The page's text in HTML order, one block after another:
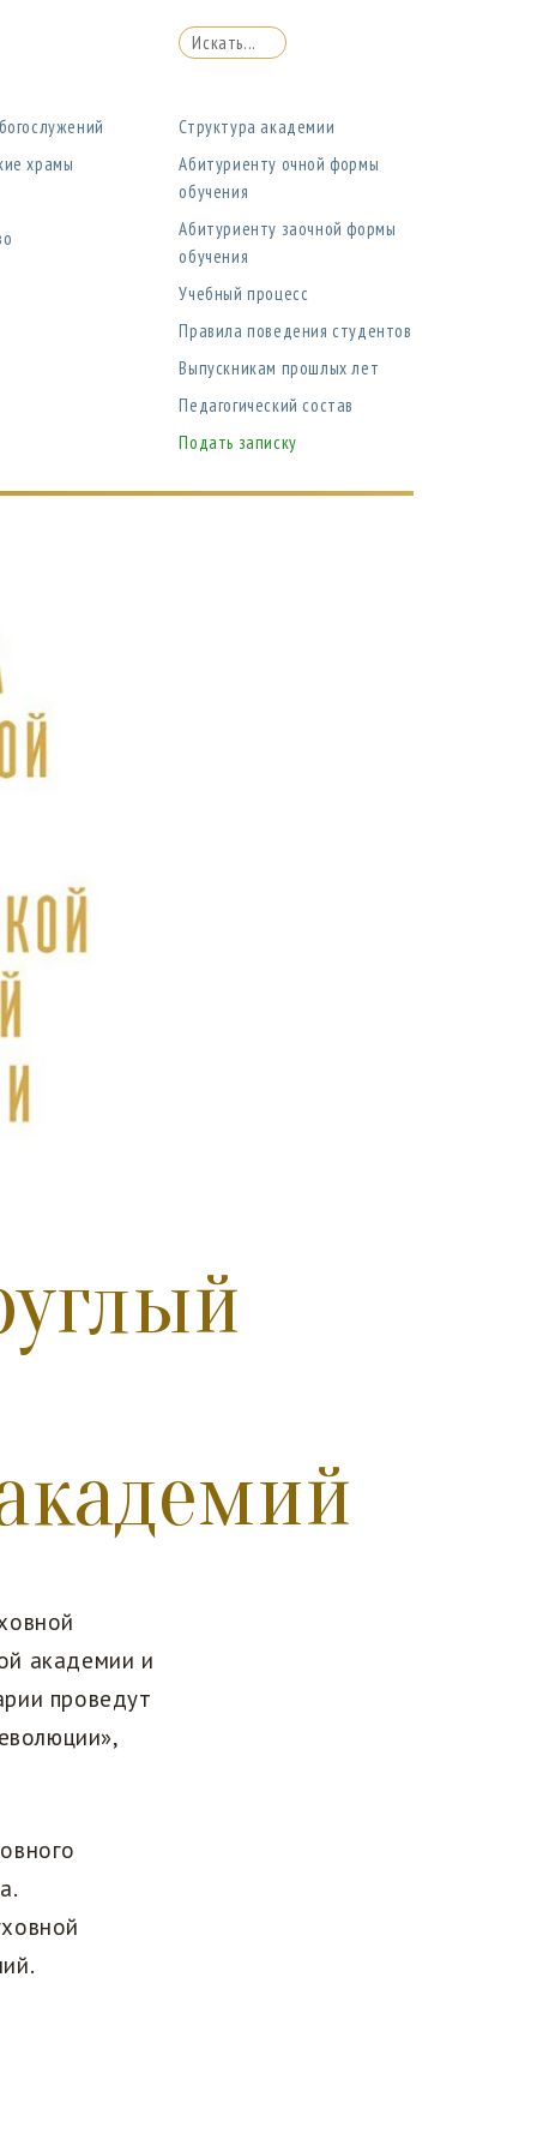
храмы
Структура академии
Абитуриенту очной формы
обучения
Абитуриенту заочной формы
обучения
Учебный процесс
Правила поведения студентов
Выпускникам прошлых лет
Педагогический состав
Подать записку
академии и
проведут